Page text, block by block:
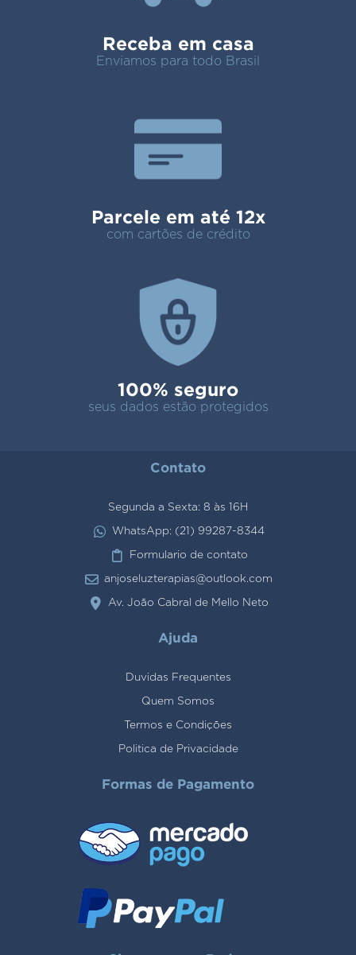
Receba em casa
Enviamos para todo Brasil
Parcele em até 12x
com cartões de crédito
100% seguro
seus dados estão protegidos
Contato
Segunda a Sexta: 8 às 16H
WhatsApp: (21) 99287-8344
Formulario de contato
anjoseluzterapias@outlook.com
Av. João Cabral de Mello Neto
Ajuda
Duvidas Frequentes
Quem Somos
Termos e Condições
Politica de Privacidade
Formas de Pagamento